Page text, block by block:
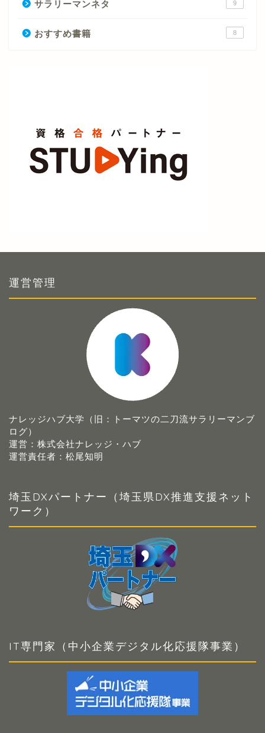
サラリーマンネタ 9
おすすめ書籍 8
運営管理
ナレッジハブ大学（旧：トーマツの二刀流サラリーマンブ
ログ）
運営：株式会社ナレッジ・ハブ
運営責任者：松尾知明
埼玉DXパートナー（埼玉県DX推進支援ネット
ワーク）
IT専門家（中小企業デジタル化応援隊事業）